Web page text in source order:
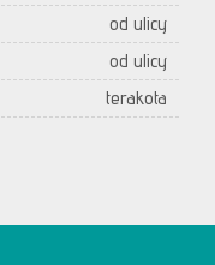
od ulicy
od ulicy
terakota